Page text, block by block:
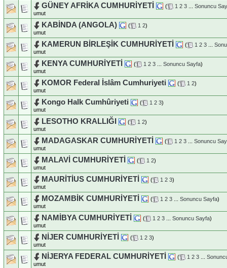
GÜNEY AFRİKA CUMHURİYETİ ( 1 2 3
Sonuncu
umut
KABİNDA (ANGOLA) ( 1 2)
umut
KAMERUN BİRLEŞİK CUMHURİYETİ ( 1 2 3
umut
KENYA CUMHURİYETİ ( 1 2 3 Sonuncu Sayfa)
umut
KOMOR Federal İslâm Cumhuriyeti ( 1 2)
umut
Kongo Halk Cumhûriyeti ( 1 2 3)
umut
LESOTHO KRALLIĞI ( 1 2)
umut
MADAGASKAR CUMHURİYETİ ( 1 2 3
Sonuncu
umut
MALAVİ CUMHURİYETİ ( 1 2)
umut
MAURİTİUS CUMHURİYETİ ( 1 2 3)
umut
MOZAMBİK CUMHURİYETİ ( 1 2 3 Sonuncu Sayfa)
umut
NAMİBYA CUMHURİYETİ ( 1 2 3 Sonuncu Sayfa)
umut
NİJER CUMHURİYETİ ( 1 2 3)
umut
NİJERYA FEDERAL CUMHURİYETİ ( 1 2 3
umut